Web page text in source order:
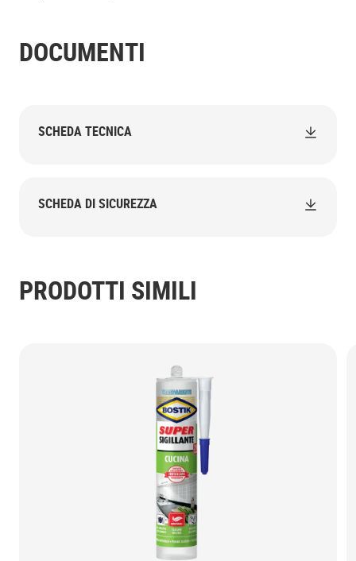
DOCUMENTI
SCHEDA TECNICA
SCHEDA DI SICUREZZA
PRODOTTI SIMILI